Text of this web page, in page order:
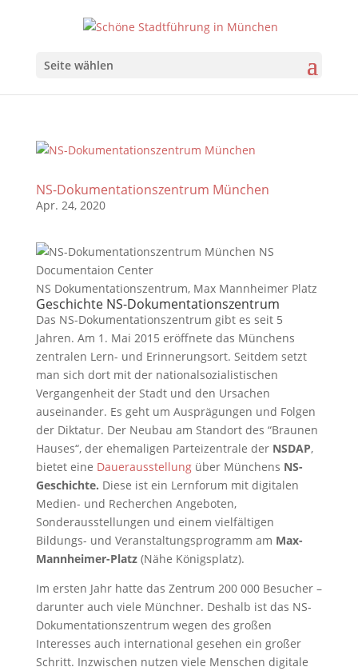
Seite wählen
NS-Dokumentationszentrum München
Apr. 24, 2020
NS Dokumentationszentrum, Max Mannheimer Platz
Geschichte NS-Dokumentationszentrum
Das NS-Dokumentationszentrum gibt es seit 5
Jahren. Am 1. Mai 2015 eröffnete das Münchens
zentralen Lern- und Erinnerungsort. Seitdem setzt
man sich dort mit der nationalsozialistischen
Vergangenheit der Stadt und den Ursachen
auseinander. Es geht um Ausprägungen und Folgen
der Diktatur. Der Neubau am Standort des “Braunen
Hauses“, der ehemaligen Parteizentrale der NSDAP,
bietet eine Dauerausstellung über Münchens NS-
Geschichte. Diese ist ein Lernforum mit digitalen
Medien- und Recherchen Angeboten,
Sonderausstellungen und einem vielfältigen
Bildungs- und Veranstaltungsprogramm am Max-
Mannheimer-Platz (Nähe Königsplatz).
Im ersten Jahr hatte das Zentrum 200 000 Besucher –
darunter auch viele Münchner. Deshalb ist das NS-
Dokumentationszentrum wegen des großen
Interesses auch international gesehen ein großer
Schritt. Inzwischen nutzen viele Menschen digitale